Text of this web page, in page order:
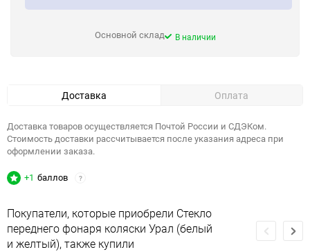
Основной склад В наличии
Доставка Оплата
Доставка товаров осуществляется Почтой России и СДЭКом.
Стоимость доставки рассчитывается после указания адреса при
оформлении заказа.
+1 баллов ?
Покупатели, которые приобрели Стекло
переднего фонаря коляски Урал (белый
и желтый), также купили